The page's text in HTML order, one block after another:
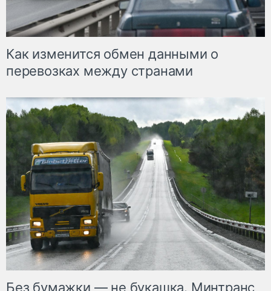
Как изменится обмен данными о
перевозках между странами
Без бумажки — не букашка. Минтранс